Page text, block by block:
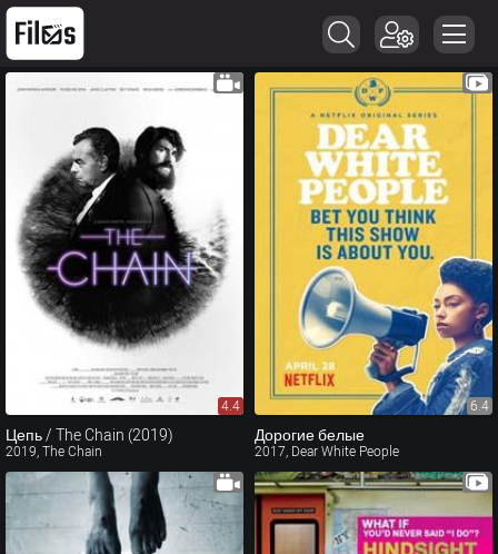
4.4
Цепь / The Chain (2019)
2019, The Chain
6.4
Дорогие белые
2017, Dear White People